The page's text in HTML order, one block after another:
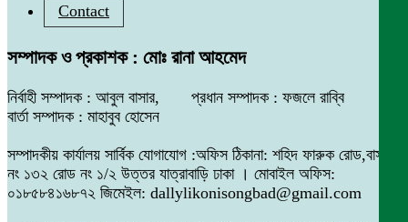
Contact
সম্পাদক ও প্রকাশক : মোঃ রানা আহমেদ
নির্বাহী সম্পাদক : আবুল বাসার, প্রধান সম্পাদক : ফজলে রাব্বি
বার্তা সম্পাদক : মাহাবুব হোসেন
সম্পাদকীয় কার্যালয় সার্বিক যোগাযোগ :অফিস ঠিকানা: শহিদ ফারুক রোড,বাসা
নং ১৩২ রোড নং ১/২ উত্তর যাত্রাবাড়ি ঢাকা । মোবাইল অফিস:
০১৮৫৮৪১৬৮৭২ জিমেইল: dallylikonisongbad@gmail.com